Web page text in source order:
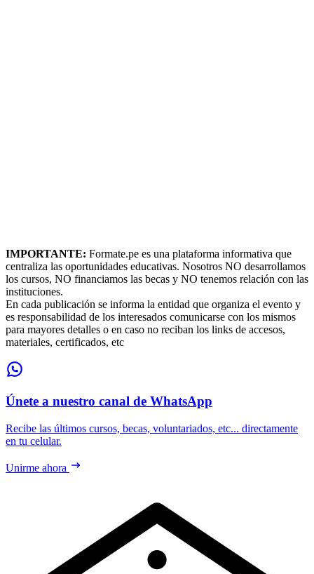
IMPORTANTE: Formate.pe es una plataforma informativa que
centraliza las oportunidades educativas. Nosotros NO desarrollamos
los cursos, NO financiamos las becas y NO tenemos relación con las
instituciones.
En cada publicación se informa la entidad que organiza el evento y
es responsabilidad de los interesados comunicarse con los mismos
para mayores detalles o en caso no reciban los links de accesos,
materiales, certificados, etc
Únete a nuestro canal de WhatsApp
Recibe las últimos cursos, becas, voluntariados, etc... directamente
en tu celular.
Unirme ahora